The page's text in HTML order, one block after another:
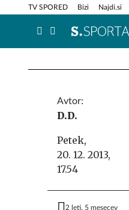
TV SPORED Bizi Najdi.si
Info in obvestila
Avtor:
D.D.
Petek,
20. 12. 2013,
17.54
2 leti, 5 mesecev